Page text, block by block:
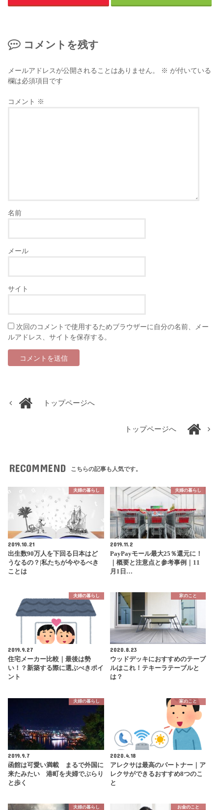
コメントを残す
メールアドレスが公開されることはありません。 ※ が付いている
欄は必須項目です
コメント ※
名前
メール
サイト
次回のコメントで使用するためブラウザーに自分の名前、メー
ルアドレス、サイトを保存する。
トップページへ
トップページへ
RECOMMEND こちらの記事も人気です。
夫婦の暮らし
2019.10.21
出生数90万人を下回る日本はど
うなるの？|私たちが今やるべき
ことは
夫婦の暮らし
2019.11.2
PayPayモール最大25％還元に！
｜概要と注意点と参考事例｜11
月1日…
夫婦の暮らし
2019.9.27
住宅メーカー比較｜最後は勢
い！？新築する際に選ぶべきポイ
ント
家のこと
2020.8.23
ウッドデッキにおすすめのテーブ
ルはこれ！テキーラテーブルと
は？
夫婦の暮らし
2019.9.7
函館は可愛い満載 まるで外国に
来たみたい 港町を夫婦でぶらり
と歩く
家のこと
2020.4.18
アレクサは最高のパートナー｜ア
レクサができるおすすめ8つのこ
と
夫婦の暮らし お金のこと